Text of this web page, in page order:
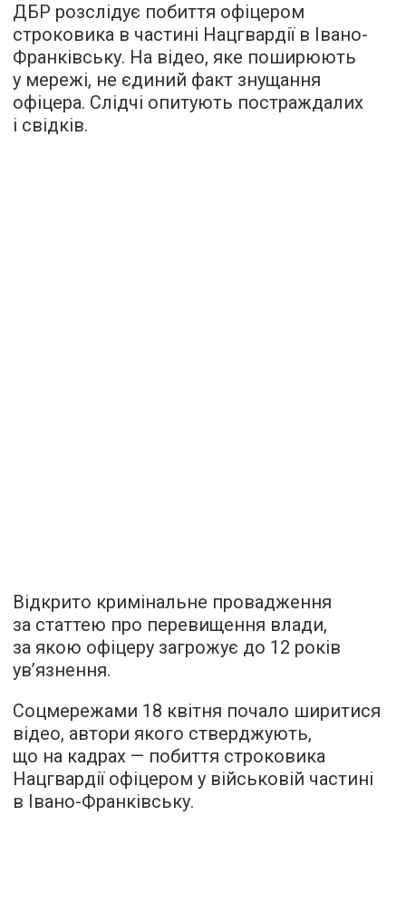
ДБР розслідує побиття офіцером
строковика в частині Нацгвардії в Івано-
Франківську. На відео, яке поширюють
у мережі, не єдиний факт знущання
офіцера. Слідчі опитують постраждалих
і свідків.
Відкрито кримінальне провадження
за статтею про перевищення влади,
за якою офіцеру загрожує до 12 років
ув’язнення.
Соцмережами 18 квітня почало ширитися
відео, автори якого стверджують,
що на кадрах — побиття строковика
Нацгвардії офіцером у військовій частині
в Івано-Франківську.